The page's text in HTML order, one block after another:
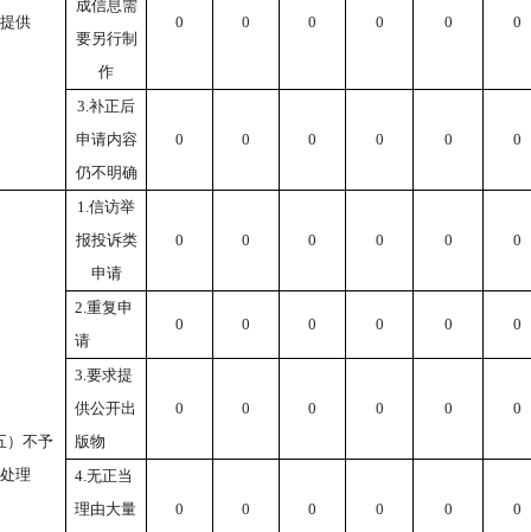
提供
成信息需
要另行制
作
0 0 0 0 0 0
3.补正后
申请内容
仍不明确
0 0 0 0 0 0
）不予
处理
1.信访举
报投诉类
申请
0 0 0 0 0 0
2.重复申
请
0 0 0 0 0 0
3.要求提
供公开出
版物
0 0 0 0 0 0
4.无正当
理由大量
0 0 0 0 0 0